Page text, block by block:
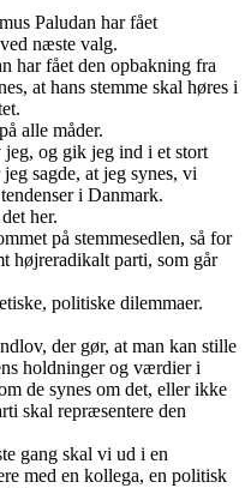
Paludan har fået
næste valg.
har fået den opbakning fra
at hans stemme skal høres i
alle måder.
jeg, og gik jeg ind i et stort
sagde, at jeg synes, vi
i Danmark.
her.
på stemmesedlen, så for
højreradikalt parti, som går
politiske dilemmaer.
der gør, at man kan stille
holdninger og værdier i
de synes om det, eller ikke
skal repræsentere den
gang skal vi ud i en
med en kollega, en politisk